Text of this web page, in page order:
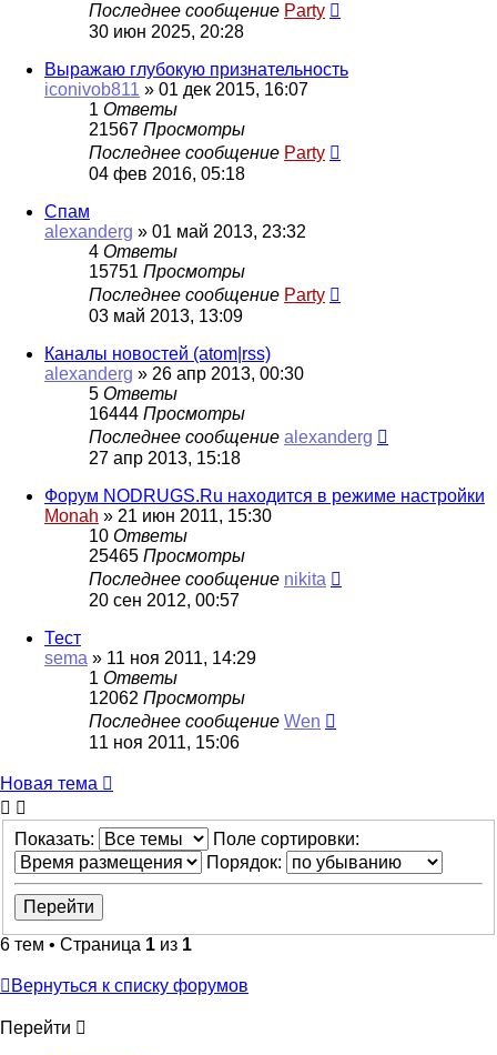
Последнее сообщение Party
30 июн 2025, 20:28
Выражаю глубокую признательность
iconivob811 » 01 дек 2015, 16:07
1 Ответы
21567 Просмотры
Последнее сообщение Party
04 фев 2016, 05:18
Спам
alexanderg » 01 май 2013, 23:32
4 Ответы
15751 Просмотры
Последнее сообщение Party
03 май 2013, 13:09
Каналы новостей (atom|rss)
alexanderg » 26 апр 2013, 00:30
5 Ответы
16444 Просмотры
Последнее сообщение alexanderg
27 апр 2013, 15:18
Форум NODRUGS.Ru находится в режиме настройки
Monah » 21 июн 2011, 15:30
10 Ответы
25465 Просмотры
Последнее сообщение nikita
20 сен 2012, 00:57
Тест
sema » 11 ноя 2011, 14:29
1 Ответы
12062 Просмотры
Последнее сообщение Wen
11 ноя 2011, 15:06
Новая
тема
Новая тема
Показать:
Поле сортировки:
Порядок:
6 тем • Страница 1 из 1
Вернуться к списку форумов
Перейти